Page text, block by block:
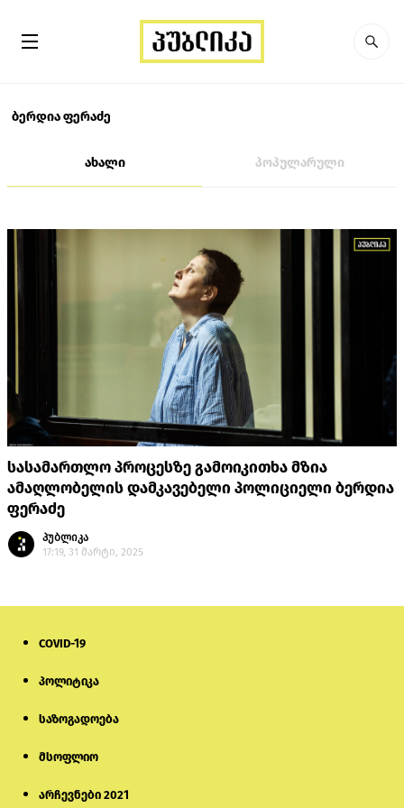
ბერდია ფერაძე
ახალი პოპულარული
სასამართლო პროცესზე გამოიკითხა მზია
ამაღლობელის დამკავებელი პოლიციელი ბერდია
ფერაძე
პუბლიკა
17:19, 31 მარტი, 2025
COVID-19
პოლიტიკა
საზოგადოება
მსოფლიო
არჩევნები 2021